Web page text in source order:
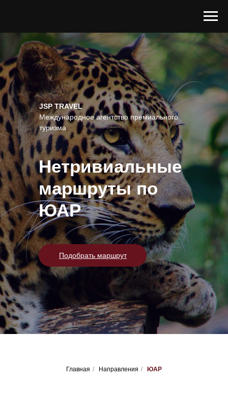
Нетривиальные
маршруты по
ЮАР
JSP TRAVEL
Международное агентство премиального
туризма
Подобрать маршрут
Главная / Направления / ЮАР